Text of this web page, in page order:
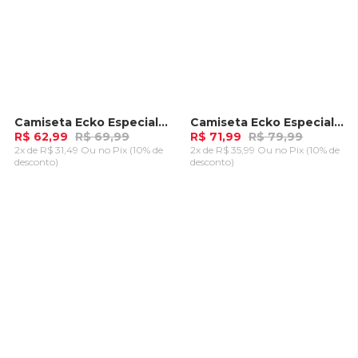
-10%Camiseta Ecko Especial Areia
R$ 62,99 R$ 69,99
2x de R$ 31,49 Ou no Pix (10% de
desconto)
-10%Camiseta Ecko Especial Branca
R$ 71,99 R$ 79,99
2x de R$ 35,99 Ou no Pix (10% de
desconto)